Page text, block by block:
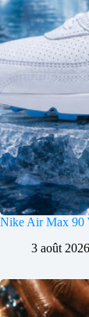
Nike Air Max 90
3 août 2026